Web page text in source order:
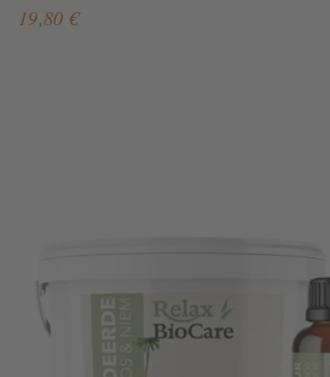
19,80 €